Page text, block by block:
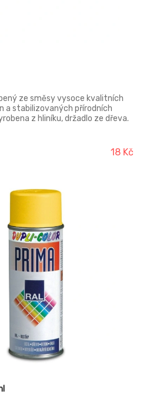
ze směsy vysoce kvalitních
a stabilizovaných přírodních
z hliníku, držadlo ze dřeva.
18 Kč